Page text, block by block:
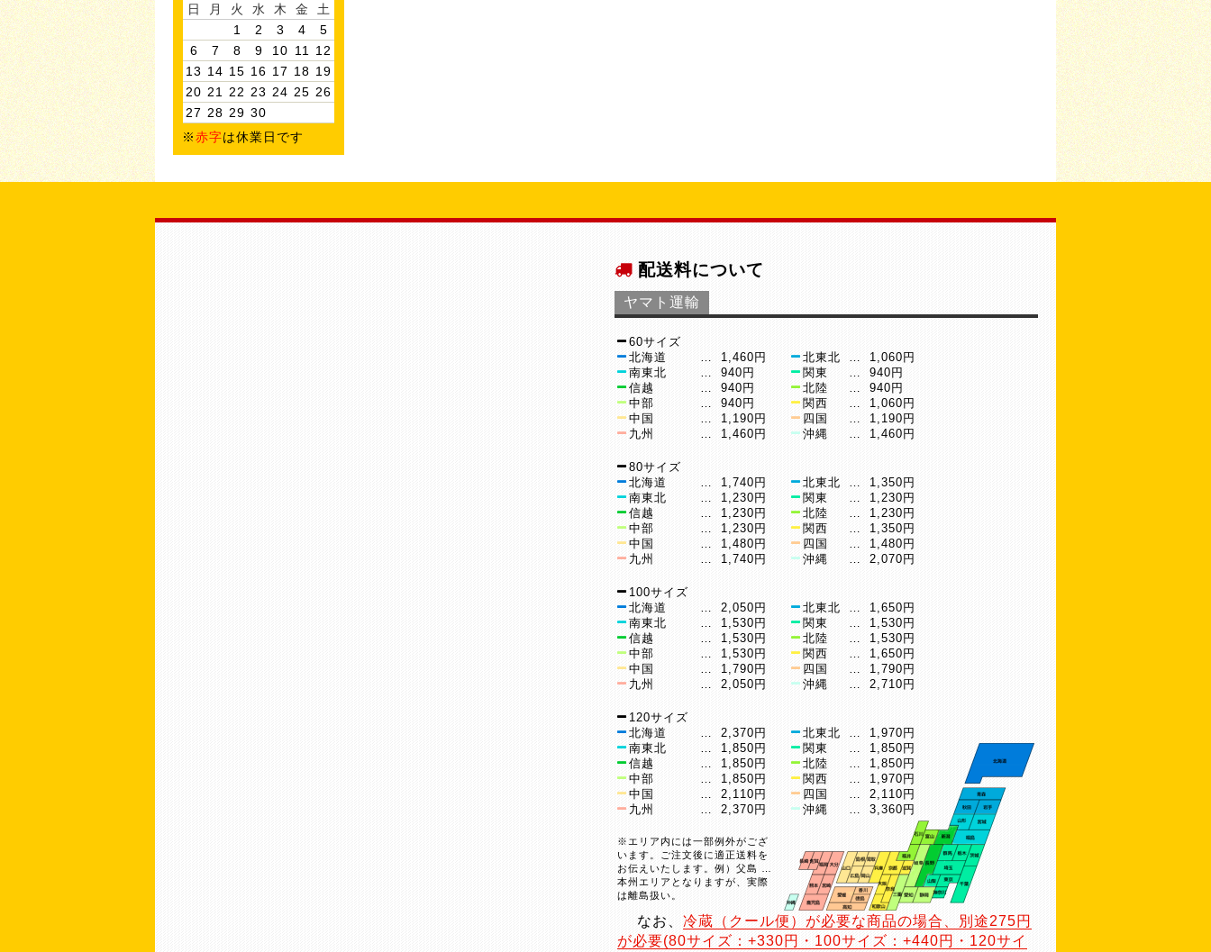
日
月 火 水 木 金
土
1
2 3 4
5
6
7 8 9 10 11
12
13 14 15 16 17 18 19
20 21 22 23 24 25 26
27 28 29 30
※赤字は休業日です
配送料について
ヤマト運輸
60サイズ
北海道
… 1,460円 北東北 …
1,060円
南東北
… 940円 関東 …
940円
信越
… 940円 北陸 …
940円
中部
… 940円 関西 …
1,060円
中国
… 1,190円 四国 …
1,190円
九州
… 1,460円 沖縄 … 1,460円
80サイズ
北海道
… 1,740円 北東北 …
1,350円
南東北
… 1,230円 関東 …
1,230円
信越
… 1,230円 北陸 …
1,230円
中部
… 1,230円 関西 …
1,350円
中国
… 1,480円 四国 …
1,480円
九州
… 1,740円 沖縄 … 2,070円
100サイズ
北海道
… 2,050円 北東北 …
1,650円
南東北
… 1,530円 関東 …
1,530円
信越
… 1,530円 北陸 …
1,530円
中部
… 1,530円 関西 …
1,650円
中国
… 1,790円 四国 …
1,790円
九州
… 2,050円 沖縄 … 2,710円
120サイズ
北海道
… 2,370円 北東北 …
1,970円
南東北
… 1,850円 関東 …
1,850円
信越
… 1,850円 北陸 …
1,850円
中部
… 1,850円 関西 …
1,970円
中国
… 2,110円 四国 …
2,110円
九州
… 2,370円 沖縄 … 3,360円
※エリア内には一部例外がござ
います。ご注文後に適正送料を
お伝えいたします。例）父島 …
本州エリアとなりますが、実際
は離島扱い。
なお、 冷蔵（クール便）が必要な商品の場合、別途275円
が必要(80サイズ：+330円・100サイズ：+440円・120サイ